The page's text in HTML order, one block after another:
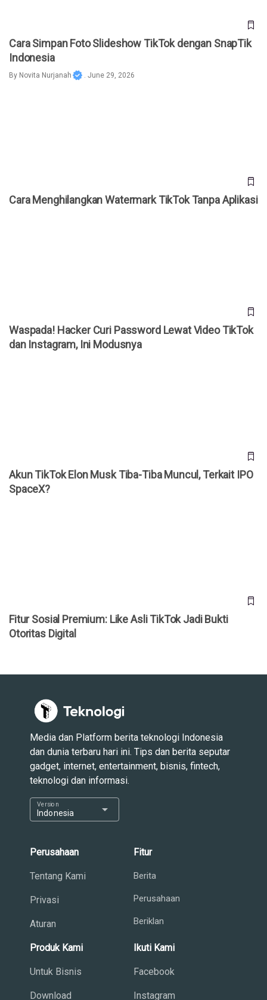
Cara Simpan Foto Slideshow TikTok dengan SnapTik
Indonesia
By Novita Nurjanah . June 29, 2026
Cara Menghilangkan Watermark TikTok Tanpa Aplikasi
Waspada! Hacker Curi Password Lewat Video TikTok
dan Instagram, Ini Modusnya
Akun TikTok Elon Musk Tiba-Tiba Muncul, Terkait IPO
SpaceX?
Fitur Sosial Premium: Like Asli TikTok Jadi Bukti
Otoritas Digital
Media dan Platform berita teknologi Indonesia
dan dunia terbaru hari ini. Tips dan berita seputar
gadget, internet, entertainment, bisnis, fintech,
teknologi dan informasi.
Indonesia
Version arrow_drop_down
Perusahaan
Tentang Kami
Privasi
Aturan
Fitur
Berita
Perusahaan
Beriklan
Produk Kami
Untuk Bisnis
Download
Ikuti Kami
Facebook
Instagram